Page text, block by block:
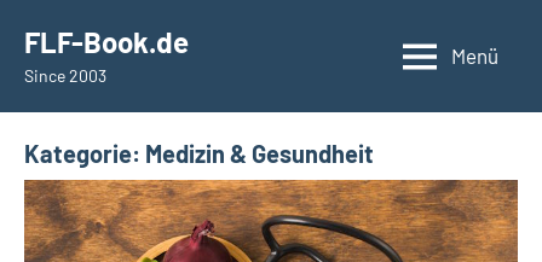
springen
Inhalt
springen
FLF-Book.de
Since 2003
Menü
Kategorie: Medizin & Gesundheit